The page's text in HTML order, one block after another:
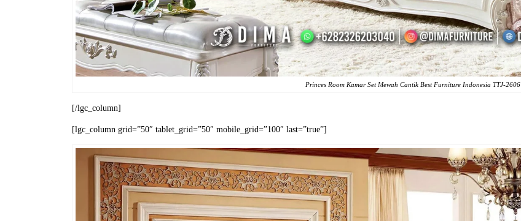
Princes Room Kamar Set Mewah Cantik Best Furniture Indonesia TTJ-2606
[/lgc_column]
[lgc_column grid=”50″ tablet_grid=”50″ mobile_grid=”100″ last=”true”]